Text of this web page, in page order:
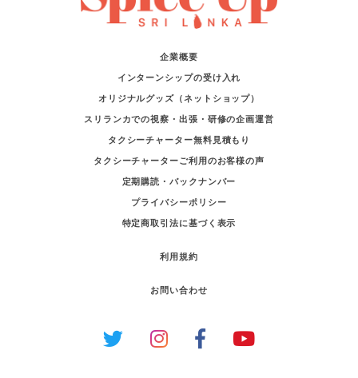
企業概要
インターンシップの受け入れ
オリジナルグッズ（ネットショップ）
スリランカでの視察・出張・研修の企画運営
タクシーチャーター無料見積もり
タクシーチャーターご利用のお客様の声
定期購読・バックナンバー
プライバシーポリシー
特定商取引法に基づく表示
利用規約
お問い合わせ